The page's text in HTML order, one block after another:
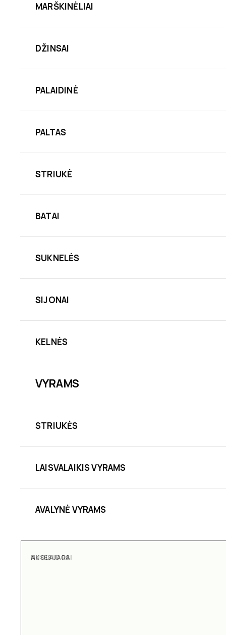
MARŠKINĖLIAI
DŽINSAI
PALAIDINĖ
PALTAS
STRIUKĖ
BATAI
SUKNELĖS
SIJONAI
KELNĖS
VYRAMS
STRIUKĖS
LAISVALAIKIS VYRAMS
AVALYNĖ VYRAMS
AKSESUARAI